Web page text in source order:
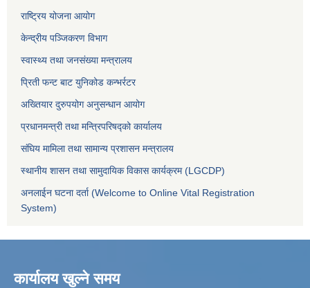
राष्ट्रिय योजना आयोग
केन्द्रीय पञ्जिकरण विभाग
स्वास्थ्य तथा जनसंख्या मन्त्रालय
प्रिती फन्ट बाट युनिकोड कन्भर्रटर
अख्तियार दुरुपयोग अनुसन्धान आयोग
प्रधानमन्त्री तथा मन्त्रिपरिषद्को कार्यालय
संघिय मामिला तथा सामान्य प्रशासन मन्त्रालय
स्थानीय शासन तथा सामुदायिक विकास कार्यक्रम (LGCDP)
अनलाईन घटना दर्ता (Welcome to Online Vital Registration
System)
कार्यालय खुल्ने समय